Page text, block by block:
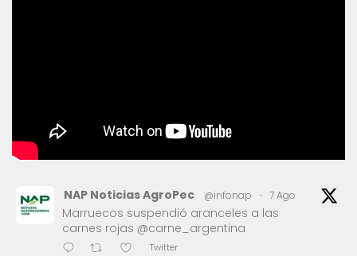
NAP Noticias AgroPec @infonap · 7 Ago
Marruecos suspendió aranceles a las
carnes rojas @carne_argentina
Twitter